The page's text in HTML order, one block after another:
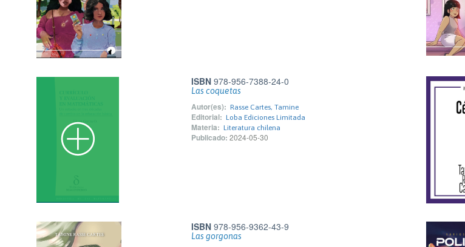
ISBN 978-956-7388-24-0
Las coquetas
Autor(es): Rasse Cartes, Tamine
Editorial: Loba Ediciones Limitada
Materia: Literatura chilena
Publicado: 2024-05-30
ISBN 978-956-9362-43-9
Las gorgonas